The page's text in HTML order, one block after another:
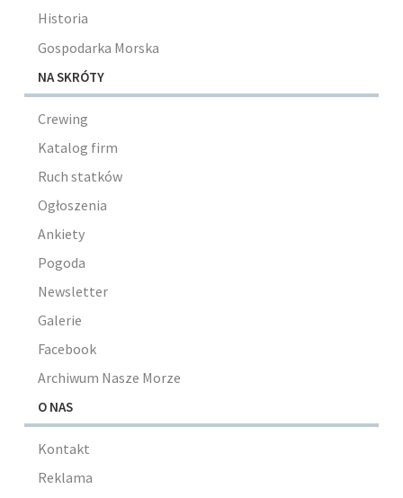
Historia
Gospodarka Morska
NA SKRÓTY
Crewing
Katalog firm
Ruch statków
Ogłoszenia
Ankiety
Pogoda
Newsletter
Galerie
Facebook
Archiwum Nasze Morze
O NAS
Kontakt
Reklama